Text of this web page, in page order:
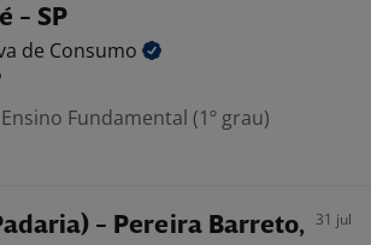
- SP
de Consumo
Ensino Fundamental (1º grau)
- Pereira Barreto,
31 jul